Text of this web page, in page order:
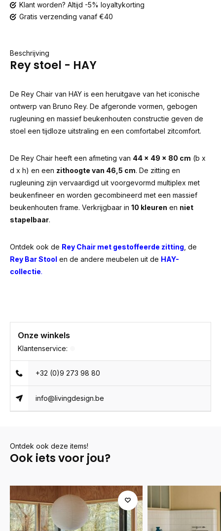
Klant worden? Altijd -5% loyaltykorting
Gratis verzending vanaf €40
Beschrijving
Rey stoel - HAY
De Rey Chair van HAY is een heruitgave van het iconische
ontwerp van Bruno Rey. De afgeronde vormen, gebogen
rugleuning en massief beukenhouten constructie geven de
stoel een tijdloze uitstraling en een comfortabel zitcomfort.
De Rey Chair heeft een afmeting van 44 x 49 x 80 cm (b x
d x h) en een zithoogte van 46,5 cm. De zitting en
rugleuning zijn vervaardigd uit voorgevormd multiplex met
beukenfineer en worden gecombineerd met een massief
beukenhouten frame. Verkrijgbaar in 10 kleuren en niet
stapelbaar.
Ontdek ook de Rey Chair met gestoffeerde zitting , de
Rey Bar Stool en de andere meubelen uit de HAY-
collectie.
Onze winkels
Klantenservice:
+32 (0)9 273 98 80
info@livingdesign.be
Ontdek ook deze items!
Ook iets voor jou?